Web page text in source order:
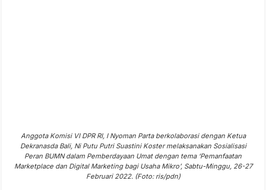
Anggota Komisi VI DPR RI, I Nyoman Parta berkolaborasi dengan Ketua
Dekranasda Bali, Ni Putu Putri Suastini Koster melaksanakan Sosialisasi
Peran BUMN dalam Pemberdayaan Umat dengan tema ‘Pemanfaatan
Marketplace dan Digital Marketing bagi Usaha Mikro’, Sabtu-Minggu, 26-27
Februari 2022. (Foto: ris/pdn)